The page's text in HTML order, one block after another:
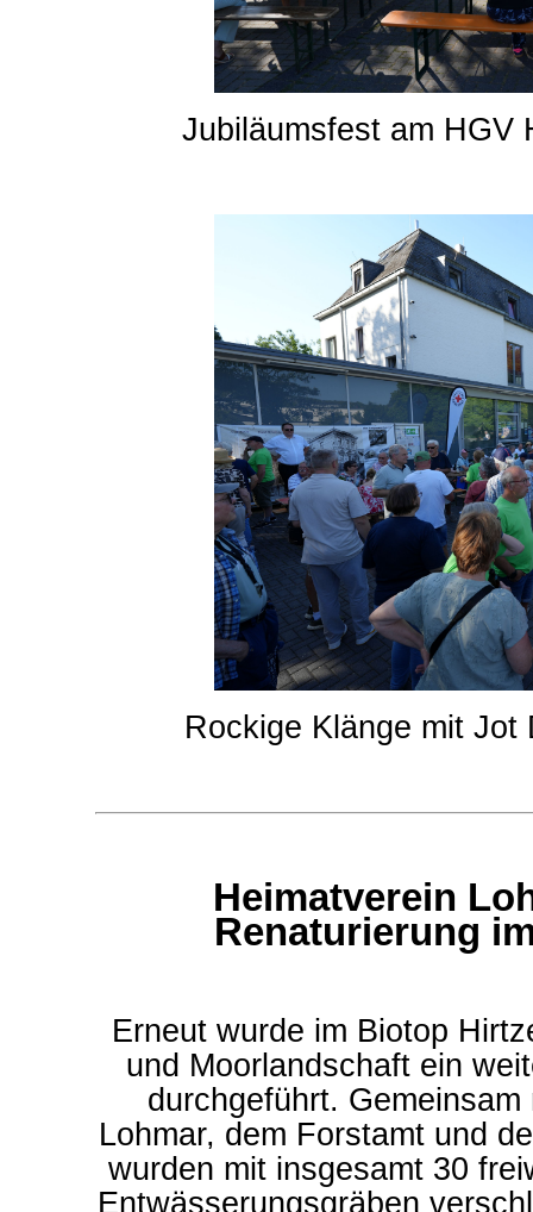
Jubiläumsfest am HGV
Rockige Klänge mit
Heimatverein
Renaturierung
Erneut wurde im Biotop
und Moorlandschaft ein
durchgeführt.
Lohmar, dem Forstamt und
wurden mit insgesamt 30
Entwässerungsgräben